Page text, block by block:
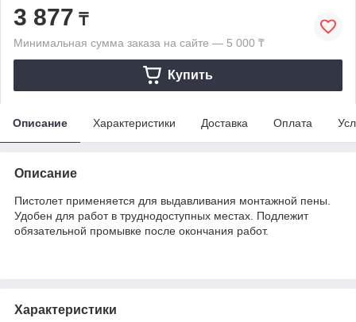
3 877 ₸
Минимальная сумма заказа на сайте — 5 000 ₸
Купить
Описание Характеристики Доставка Оплата
Описание
Пистолет применяется для выдавливания монтажной пены.
Удобен для работ в труднодоступных местах. Подлежит
обязательной промывке после окончания работ.
Характеристики